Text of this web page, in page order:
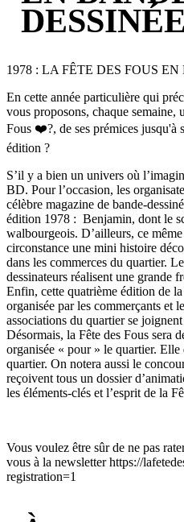
DESSINÉE
1978 : LA FÊTE DES FOUS
En cette année particulière qui
vous proposons, chaque semaine,
Fous ❤️?, de ses prémices jusqu'à
édition ?
S’il y a bien un univers où
BD. Pour l’occasion, les
célèbre magazine de bande-
édition 1978 : Benjamin, dont le
walbourgeois. D’ailleurs, ce
circonstance une mini histoire
dans les commerces du quartier.
dessinateurs réalisent une grande
Enfin, cette quatrième édition de la
organisée par les commerçants et
associations du quartier se
Désormais, la Fête des Fous sera
organisée « pour » le quartier.
quartier. On notera aussi le
reçoivent tous un dossier
les éléments-clés et l’esprit de la
Vous voulez être sûr de ne pas
vous à la newsletter https://
registration=1